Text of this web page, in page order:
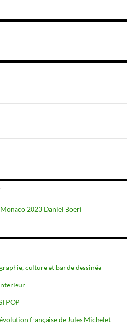
2023 Daniel Boeri
culture et bande dessinée
POP
française de Jules Michelet